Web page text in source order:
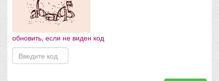
обновить, если не виден код